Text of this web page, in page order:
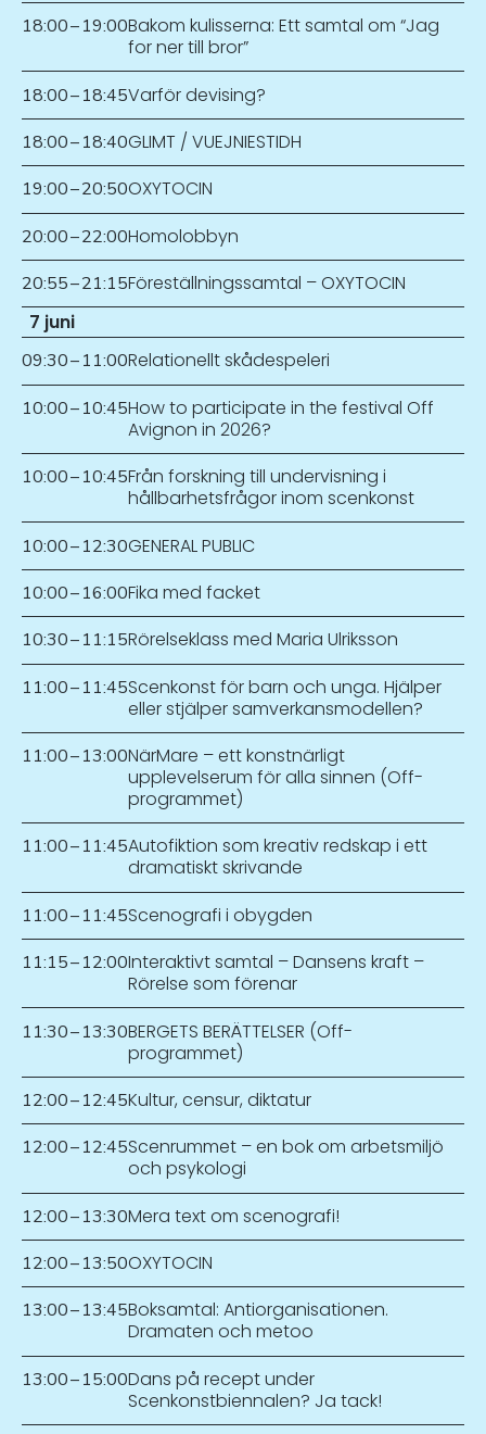
18:00–19:00Bakom kulisserna: Ett samtal om “Jag
for ner till bror”
18:00–18:45Varför devising?
18:00–18:40GLIMT / VUEJNIESTIDH
19:00–20:50OXYTOCIN
20:00–22:00Homolobbyn
20:55–21:15Föreställningssamtal – OXYTOCIN
7 juni
09:30–11:00Relationellt skådespeleri
10:00–10:45How to participate in the festival Off
Avignon in 2026?
10:00–10:45Från forskning till undervisning i
hållbarhetsfrågor inom scenkonst
10:00–12:30GENERAL PUBLIC
10:00–16:00Fika med facket
10:30–11:15Rörelseklass med Maria Ulriksson
11:00–11:45Scenkonst för barn och unga. Hjälper
eller stjälper samverkansmodellen?
11:00–13:00NärMare – ett konstnärligt
upplevelserum för alla sinnen (Off-
programmet)
11:00–11:45Autofiktion som kreativ redskap i ett
dramatiskt skrivande
11:00–11:45Scenografi i obygden
11:15–12:00Interaktivt samtal – Dansens kraft –
Rörelse som förenar
11:30–13:30BERGETS BERÄTTELSER (Off-
programmet)
12:00–12:45Kultur, censur, diktatur
12:00–12:45Scenrummet – en bok om arbetsmiljö
och psykologi
12:00–13:30Mera text om scenografi!
12:00–13:50OXYTOCIN
13:00–13:45Boksamtal: Antiorganisationen.
Dramaten och metoo
13:00–15:00Dans på recept under
Scenkonstbiennalen? Ja tack!